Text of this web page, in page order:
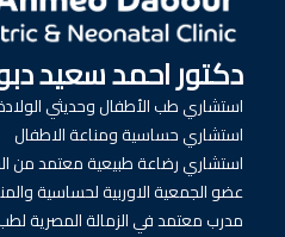
دكتور احمد سعيد
استشاري طب الأطفال وحديثي
استشاري حساسية ومناعة الاطفال
استشاري رضاعة طبيعية معتمد من
عضو الجمعية الاوربية لحساسية
مدرب معتمد في الزمالة المصرية